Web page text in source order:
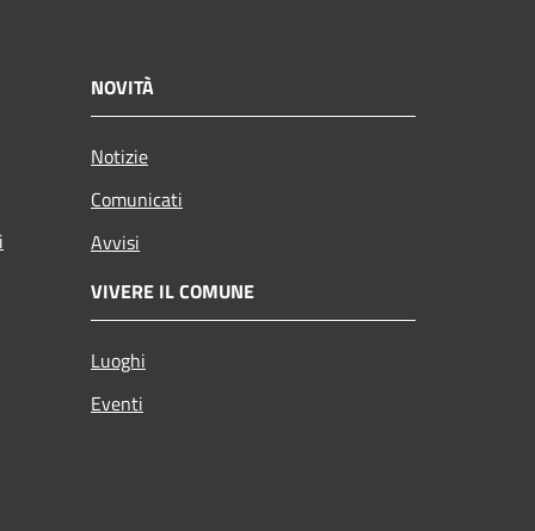
NOVITÀ
Notizie
Comunicati
Avvisi
VIVERE IL COMUNE
Luoghi
Eventi